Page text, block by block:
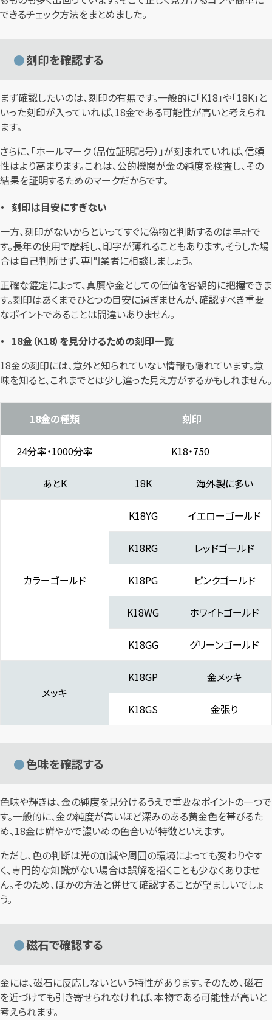
できるチェック方法をまとめました。
刻印を確認する
まず確認したいのは、刻印の有無です。一般的に「K18」や「18K」と
いった刻印が入っていれば、18金である可能性が高いと考えられ
ます。
さらに、「ホールマーク（品位証明記号）」が刻まれていれば、信頼
性はより高まります。これは、公的機関が金の純度を検査し、その
結果を証明するためのマークだからです。
刻印は目安にすぎない
一方、刻印がないからといってすぐに偽物と判断するのは早計で
す。長年の使用で摩耗し、印字が薄れることもあります。そうした場
合は自己判断せず、専門業者に相談しましょう。
正確な鑑定によって、真贋や金としての価値を客観的に把握できま
す。刻印はあくまでひとつの目安に過ぎませんが、確認すべき重要
なポイントであることは間違いありません。
18金（K18）を見分けるための刻印一覧
18金の刻印には、意外と知られていない情報も隠れています。意
味を知ると、これまでとは少し違った見え方がするかもしれません。
18金の種類 刻印
24分率・1000分率 K18・750
あとK 18K 海外製に多い
カラーゴールド
K18YG イエローゴールド
K18RG レッドゴールド
K18PG ピンクゴールド
K18WG ホワイトゴールド
K18GG グリーンゴールド
メッキ
K18GP 金メッキ
K18GS 金張り
色味を確認する
色味や輝きは、金の純度を見分けるうえで重要なポイントの一つで
す。一般的に、金の純度が高いほど深みのある黄金色を帯びるた
め、18金は鮮やかで濃いめの色合いが特徴といえます。
ただし、色の判断は光の加減や周囲の環境によっても変わりやす
く、専門的な知識がない場合は誤解を招くことも少なくありませ
ん。そのため、ほかの方法と併せて確認することが望ましいでしょ
う。
磁石で確認する
金には、磁石に反応しないという特性があります。そのため、磁石
を近づけても引き寄せられなければ、本物である可能性が高いと
考えられます。